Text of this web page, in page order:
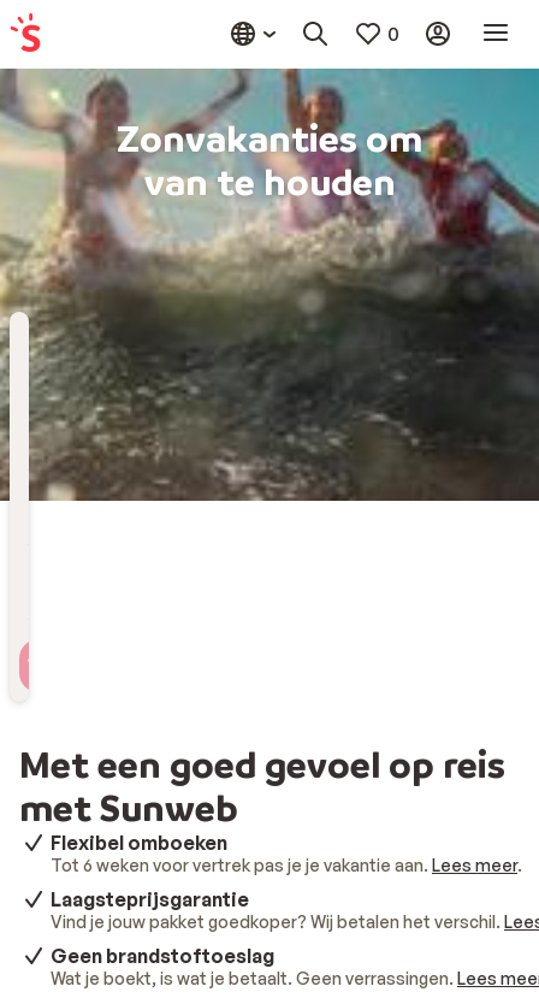
0
Zonvakanties om
van te houden
Bestemming
Kies bestemming
Wanneer
Vertrekdatum
Hoelang
Met een goed gevoel op reis
met Sunweb
Flexibel omboeken
Tot 6 weken voor vertrek pas je je vakantie aan. Lees meer.
Laagsteprijsgarantie
Vind je jouw pakket goedkoper? Wij betalen het verschil.
Geen brandstoftoeslag
Wat je boekt, is wat je betaalt. Geen verrassingen. Lees